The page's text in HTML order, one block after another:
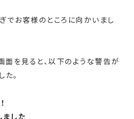
でお客様のところに向かいまし
面を見ると、以下のような警告が
。
ました